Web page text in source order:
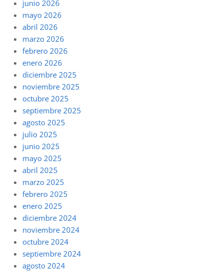
junio 2026
mayo 2026
abril 2026
marzo 2026
febrero 2026
enero 2026
diciembre 2025
noviembre 2025
octubre 2025
septiembre 2025
agosto 2025
julio 2025
junio 2025
mayo 2025
abril 2025
marzo 2025
febrero 2025
enero 2025
diciembre 2024
noviembre 2024
octubre 2024
septiembre 2024
agosto 2024